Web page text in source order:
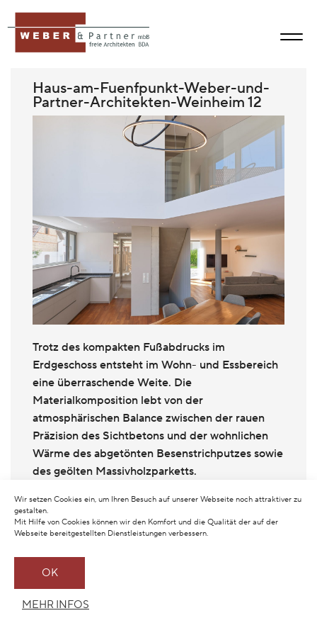
Wir setzen Cookies ein, um Ihren Besuch auf unserer Webseite noch attraktiver zu
gestalten.
Mit Hilfe von Cookies können wir den Komfort und die Qualität der auf der
Webseite bereitgestellten Dienstleistungen verbessern.
OK
MEHR INFOS
Haus-am-Fuenfpunkt-Weber-und-
Partner-Architekten-Weinheim 12
Trotz des kompakten Fußabdrucks im
Erdgeschoss entsteht im Wohn- und Essbereich
eine überraschende Weite. Die
Materialkomposition lebt von der
atmosphärischen Balance zwischen der rauen
Präzision des Sichtbetons und der wohnlichen
Wärme des abgetönten Besenstrichputzes sowie
des geölten Massivholzparketts.